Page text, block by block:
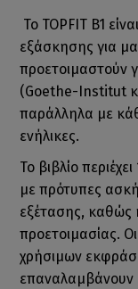
Το TOPFIT B1
εξάσκησης για
προετοιμαστούν
(Goethe-Institut
παράλληλα με
ενήλικες.
Το βιβλίο
με πρότυπες
εξέτασης, καθώς
προετοιμασίας.
χρήσιμων
επαναλαμβάνουν